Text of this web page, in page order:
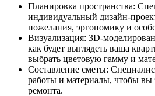
Планировка пространства:
индивидуальный дизайн-
пожелания, эргономику и
Визуализация: 3D-
как будет выглядеть ваша
выбрать цветовую гамму и
Составление сметы:
работы и материалы, чтобы вы
ремонта.